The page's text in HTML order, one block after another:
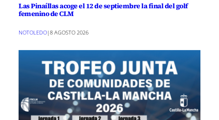
Las Pinaíllas acoge el 12 de septiembre la final del golf
femenino de CLM
NOTOLEDO|8 AGOSTO 2026